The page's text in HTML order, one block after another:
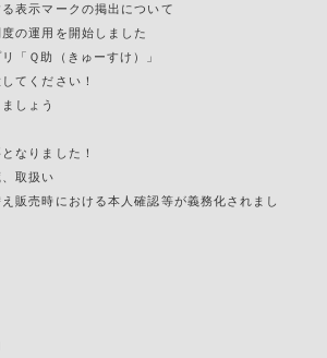
表示マークの掲出について
の運用を開始しました
「Ｑ助（きゅーすけ）」
てください！
しょう
なりました！
取扱い
販売時における本人確認等が義務化されまし